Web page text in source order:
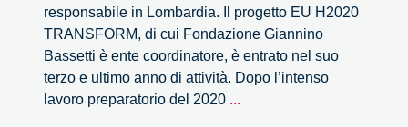
responsabile in Lombardia. Il progetto EU H2020
TRANSFORM, di cui Fondazione Giannino
Bassetti è ente coordinatore, è entrato nel suo
terzo e ultimo anno di attività. Dopo l’intenso
lavoro preparatorio del 2020 ...